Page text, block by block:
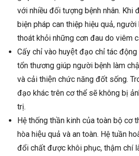
với nhiều đối tượng bệnh nhân. Khi
biện pháp can thiệp hiệu quả, người
thoát khỏi những cơn đau do viêm
Cấy chỉ vào huyệt đạo chỉ tác
tổn thương giúp người bệnh làm
và cải thiện chức năng đốt sống.
đạo khác trên cơ thể sẽ không bị
trị.
Hệ thống thần kinh của toàn bộ cơ
hòa hiệu quả và an toàn. Hệ tuần
đổi chất được khôi phục, thậm chí